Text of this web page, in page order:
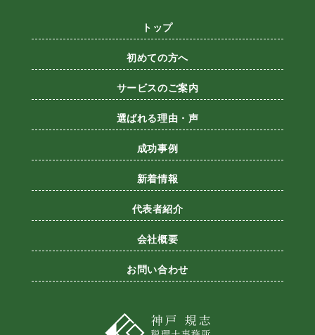
トップ
初めての方へ
サービスのご案内
選ばれる理由・声
成功事例
新着情報
代表者紹介
会社概要
お問い合わせ